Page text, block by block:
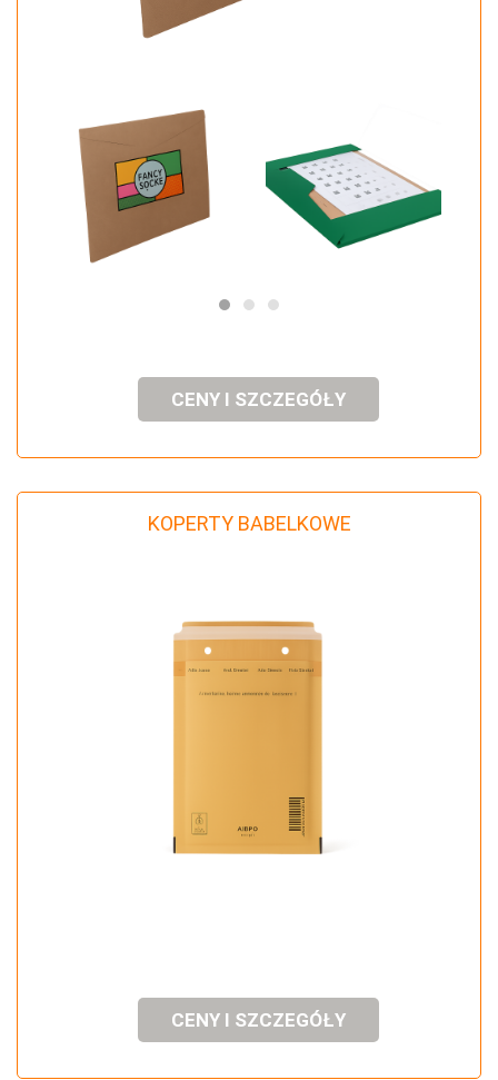
CENY I SZCZEGÓŁY
KOPERTY BABELKOWE
CENY I SZCZEGÓŁY